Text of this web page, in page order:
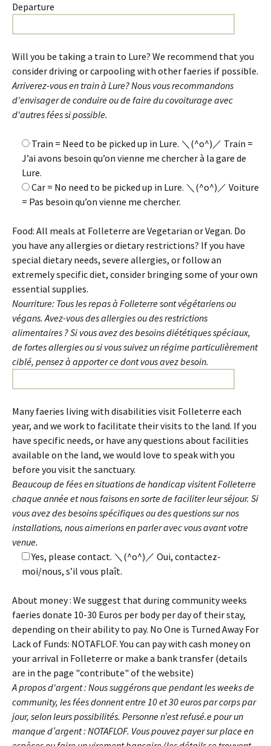
Departure
Will you be taking a train to Lure? We recommend that you
consider driving or carpooling with other faeries if possible.
Arriverez-vous en train à Lure? Nous vous recommandons
d'envisager de conduire ou de faire du covoiturage avec
d'autres fées si possible.
Train = Need to be picked up in Lure. ＼(^o^)／ Train =
J’ai avons besoin qu’on vienne me chercher à la gare de
Lure.
Car = No need to be picked up in Lure. ＼(^o^)／ Voiture
= Pas besoin qu’on vienne me chercher.
Food: All meals at Folleterre are Vegetarian or Vegan. Do
you have any allergies or dietary restrictions? If you have
special dietary needs, severe allergies, or follow an
extremely specific diet, consider bringing some of your own
essential supplies.
Nourriture: Tous les repas à Folleterre sont végétariens ou
végans. Avez-vous des allergies ou des restrictions
alimentaires ? Si vous avez des besoins diététiques spéciaux,
de fortes allergies ou si vous suivez un régime particulièrement
ciblé, pensez à apporter ce dont vous avez besoin.
Many faeries living with disabilities visit Folleterre each
year, and we work to facilitate their visits to the land. If you
have specific needs, or have any questions about facilities
available on the land, we would love to speak with you
before you visit the sanctuary.
Beaucoup de fées en situations de handicap visitent Folleterre
chaque année et nous faisons en sorte de faciliter leur séjour. Si
vous avez des besoins spécifiques ou des questions sur nos
installations, nous aimerions en parler avec vous avant votre
venue.
Yes, please contact. ＼(^o^)／ Oui, contactez-
moi/nous, s’il vous plaît.
About money : We suggest that during community weeks
faeries donate 10-30 Euros per body per day of their stay,
depending on their ability to pay. No One is Turned Away For
Lack of Funds: NOTAFLOF. You can pay with cash money on
your arrival in Folleterre or make a bank transfer (details
are in the page "contribute" of the website)
A propos d'argent : Nous suggérons que pendant les weeks de
community, les fées donnent entre 10 et 30 euros par corps par
jour, selon leurs possibilités. Personne n’est refusé.e pour un
manque d’argent : NOTAFLOF. Vous pouvez payer sur place en